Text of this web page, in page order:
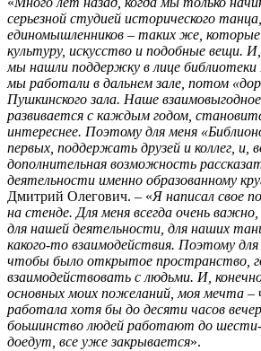
серьезной студией исторического
единомышленников – таких же,
культуру, искусство и подобные вещи.
мы нашли поддержку в лице
мы работали в дальнем зале, потом
Пушкинского зала. Наше
развивается с каждым годом,
интереснее. Поэтому для меня
первых, поддержать друзей и коллег, и,
дополнительная возможность
деятельности именно образованному
Дмитрий Олегович. – «Я написал свое
на стенде. Для меня всегда очень
для нашей деятельности, для наших
какого-то взаимодействия. Поэтому для
чтобы было открытое пространство,
взаимодействовать с людьми. И,
основных моих пожеланий, моя мечта
работала хотя бы до десяти часов
боьшинство людей работают до
доедут, все уже закрывается».